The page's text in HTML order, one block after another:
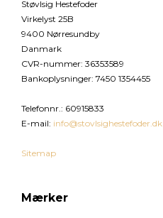
Støvlsig Hestefoder
Virkelyst 25B
9400 Nørresundby
Danmark
CVR-nummer: 36353589
Bankoplysninger: 7450 1354455
Telefonnr. : 60915833
E-mail: info@stovlsighestefoder.dk
Sitemap
Mærker